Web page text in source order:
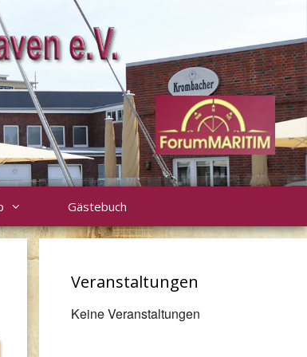
Gästebuch
Veranstaltungen
Keine Veranstaltungen